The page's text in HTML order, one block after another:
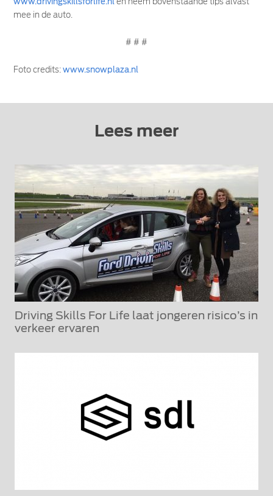
mee in de auto.
# # #
Foto credits:www.snowplaza.nl
Lees meer
Driving Skills For Life laat jongeren risico’s in
verkeer ervaren